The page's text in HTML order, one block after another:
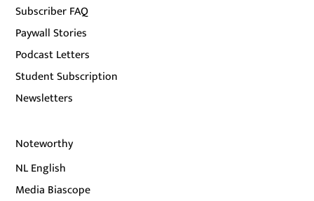
Subscriber FAQ
Paywall Stories
Podcast Letters
Student Subscription
Newsletters
Noteworthy
NL English
Media Biascope